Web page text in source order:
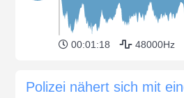
00:01:18 48000Hz
Polizei nähert sich mit